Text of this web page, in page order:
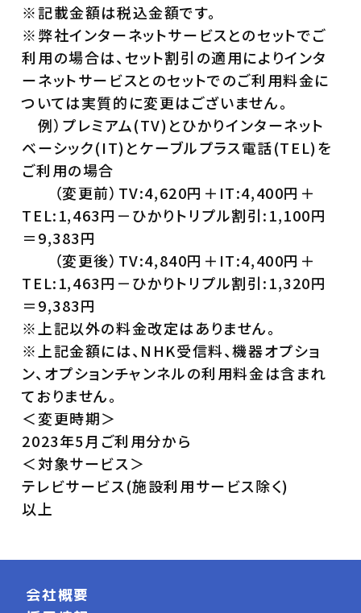
※記載金額は税込金額です。
※弊社インターネットサービスとのセットでご
利用の場合は、セット割引の適用によりインタ
ーネットサービスとのセットでのご利用料金に
ついては実質的に変更はございません。
例）プレミアム(TV)とひかりインターネット
ベーシック(IT)とケーブルプラス電話(TEL)を
ご利用の場合
（変更前）TV:4,620円＋IT:4,400円＋
TEL:1,463円－ひかりトリプル割引:1,100円
＝9,383円
（変更後）TV:4,840円＋IT:4,400円＋
TEL:1,463円－ひかりトリプル割引:1,320円
＝9,383円
※上記以外の料金改定はありません。
※上記金額には、NHK受信料、機器オプショ
ン、オプションチャンネルの利用料金は含まれ
ておりません。
＜変更時期＞
2023年5月ご利用分から
＜対象サービス＞
テレビサービス(施設利用サービス除く)
以上
会社概要